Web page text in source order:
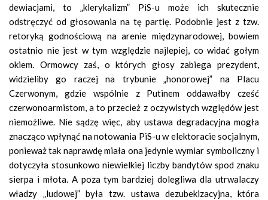
dewiacjami, to „klerykalizm” PiS-u może ich skutecznie
odstręczyć od głosowania na tę partię. Podobnie jest z tzw.
retoryką godnościową na arenie międzynarodowej, bowiem
ostatnio nie jest w tym względzie najlepiej, co widać gołym
okiem. Ormowcy zaś, o których głosy zabiega prezydent,
widzieliby go raczej na trybunie „honorowej” na Placu
Czerwonym, gdzie wspólnie z Putinem oddawałby cześć
czerwonoarmistom, a to przecież z oczywistych względów jest
niemożliwe. Nie sądzę więc, aby ustawa degradacyjna mogła
znacząco wpłynąć na notowania PiS-u w elektoracie socjalnym,
ponieważ tak naprawdę miała ona jedynie wymiar symboliczny i
dotyczyła stosunkowo niewielkiej liczby bandytów spod znaku
sierpa i młota. A poza tym bardziej dolegliwa dla utrwalaczy
władzy „ludowej” była tzw. ustawa dezubekizacyjna, która